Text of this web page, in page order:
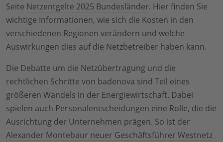
Seite Netzentgelte 2025 Bundesländer. Hier finden Sie
wichtige Informationen, wie sich die Kosten in den
verschiedenen Regionen verändern und welche
Auswirkungen dies auf die Netzbetreiber haben kann.
Die Debatte um die Netzübertragung und die
rechtlichen Schritte von badenova sind Teil eines
größeren Wandels in der Energiewirtschaft. Dabei
spielen auch Personalentscheidungen eine Rolle, die die
Ausrichtung der Unternehmen prägen. So ist der
Alexander Montebaur neuer Geschäftsführer Westnetz